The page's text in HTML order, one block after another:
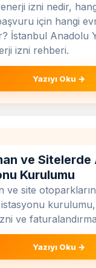
izni nedir,
için hangi
İstanbul Anadolu
izni rehberi.
Yazıyı Oku →
ve Sitelerde
Kurulumu
ve site
kurulumu,
ve
Yazıyı Oku →